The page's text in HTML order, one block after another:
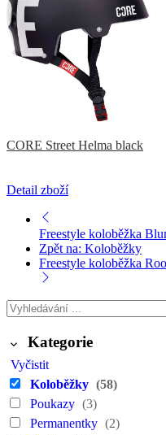
CORE Street Helma black
Detail zboží
Freestyle koloběžka
Zpět na: Koloběžky
Freestyle koloběžka
Kategorie
Vyčistit
Koloběžky (58)
Poukazy (3)
Permanentky (2)